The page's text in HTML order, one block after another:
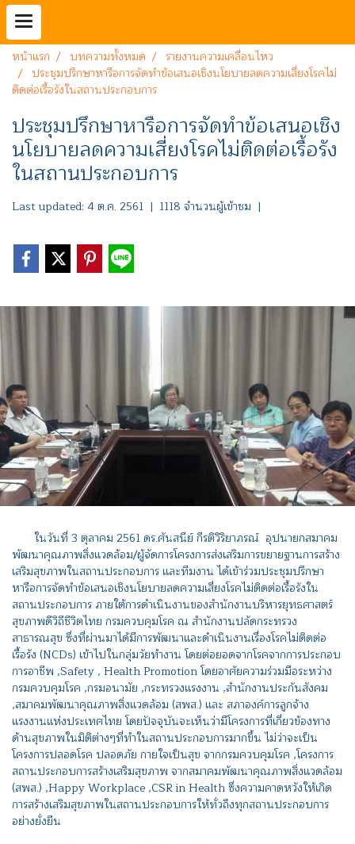
หน้าแรก บทความทั้งหมด
รายงานความเคลื่อนไหว
ประชุมปรึกษาหารือการจัดทำข้อเสนอเชิงนโยบายลดความเสี่ยงโรคไม่
ติดต่อเรื้อรังในสถานประกอบการ
ประชุมปรึกษาหารือการจัดทำข้อเสนอเชิง
นโยบายลดความเสี่ยงโรคไม่ติดต่อเรื้อรัง
ในสถานประกอบการ
Last updated: 4 ต.ค. 2561 | 1118 จำนวนผู้เข้าชม |
ในวันที่ 3 ตุลาคม 2561 ดร.ศันสนีย์ กีรติวิริยาภรณ์ อุปนายกสมาคม
พัฒนาคุณภาพสิ่งแวดล้อม/ผู้จัดการโครงการส่งเสริมการขยายฐานการสร้าง
เสริมสุขภาพในสถานประกอบการ และทีมงาน ได้เข้าร่วมประชุมปรึกษา
หารือการจัดทำข้อเสนอเชิงนโยบายลดความเสี่ยงโรคไม่ติดต่อเรื้อรังใน
สถานประกอบการ ภายใต้การดำเนินงานของสำนักงานบริหารยุทธศาสตร์
สุขภาพดีวิถีชีวิตไทย กรมควบคุมโรค ณ สำนักงานปลัดกระทรวง
สาธารณสุข ซึ่งที่ผ่านมาได้มีการพัฒนาและดำเนินงานเรื่องโรคไม่ติดต่อ
เรื้อรัง (NCDs) เข้าไปในกลุ่มวัยทำงาน โดยต่อยอดจากโรคจากการประกอบ
การอาชีพ ,Safety , Health Promotion โดยอาศัยความร่วมมือระหว่าง
กรมควบคุมโรค ,กรมอนามัย ,กระทรวงแรงงาน ,สำนักงานประกันสังคม
,สมาคมพัฒนาคุณภาพสิ่งแวดล้อม (สพส.) และ สภาองค์การลูกจ้าง
แรงงานแห่งประเทศไทย โดยปัจจุบันจะเห็นว่ามีโครงการที่เกี่ยวข้องทาง
ด้านสุขภาพในมิติต่างๆที่ทำในสถานประกอบการมากขึ้น ไม่ว่าจะเป็น
โครงการปลอดโรค ปลอดภัย กายใจเป็นสุข จากกรมควบคุมโรค ,โครงการ
สถานประกอบการสร้างเสริมสุขภาพ จากสมาคมพัฒนาคุณภาพสิ่งแวดล้อม
(สพส.) ,Happy Workplace ,CSR in Health ซึ่งความคาดหวังให้เกิด
การสร้างเสริมสุขภาพในสถานประกอบการให้ทั่วถึงทุกสถานประกอบการ
อย่างยั่งยืน